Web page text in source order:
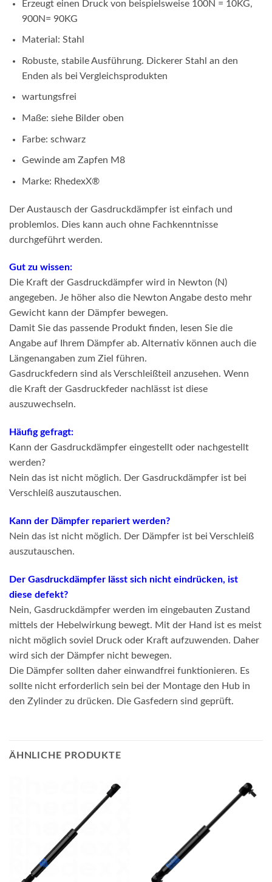
Erzeugt einen Druck von beispielsweise 100N = 10KG,
900N= 90KG
Material: Stahl
Robuste, stabile Ausführung. Dickerer Stahl an den
Enden als bei Vergleichsprodukten
wartungsfrei
Maße: siehe Bilder oben
Farbe: schwarz
Gewinde am Zapfen M8
Marke: RhedexX®
Der Austausch der Gasdruckdämpfer ist einfach und
problemlos. Dies kann auch ohne Fachkenntnisse
durchgeführt werden.
Gut zu wissen:
Die Kraft der Gasdruckdämpfer wird in Newton (N)
angegeben. Je höher also die Newton Angabe desto mehr
Gewicht kann der Dämpfer bewegen.
Damit Sie das passende Produkt finden, lesen Sie die
Angabe auf Ihrem Dämpfer ab. Alternativ können auch die
Längenangaben zum Ziel führen.
Gasdruckfedern sind als Verschleißteil anzusehen. Wenn
die Kraft der Gasdruckfeder nachlässt ist diese
auszuwechseln.
Häufig gefragt:
Kann der Gasdruckdämpfer eingestellt oder nachgestellt
werden?
Nein das ist nicht möglich. Der Gasdruckdämpfer ist bei
Verschleiß auszutauschen.
Kann der Dämpfer repariert werden?
Nein das ist nicht möglich. Der Dämpfer ist bei Verschleiß
auszutauschen.
Der Gasdruckdämpfer lässt sich nicht eindrücken, ist
diese defekt?
Nein, Gasdruckdämpfer werden im eingebauten Zustand
mittels der Hebelwirkung bewegt. Mit der Hand ist es meist
nicht möglich soviel Druck oder Kraft aufzuwenden. Daher
wird sich der Dämpfer nicht bewegen.
Die Dämpfer sollten daher einwandfrei funktionieren. Es
sollte nicht erforderlich sein bei der Montage den Hub in
den Zylinder zu drücken. Die Gasfedern sind geprüft.
ÄHNLICHE PRODUKTE